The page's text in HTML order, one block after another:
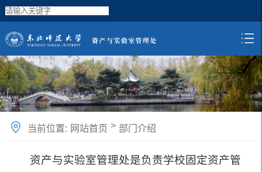
当前位置: 网站首页 > 部门介绍
资产与实验室管理处是负责学校固定资产管